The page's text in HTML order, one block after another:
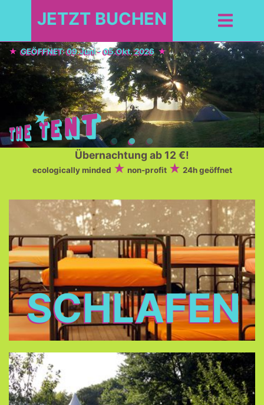
JETZT BUCHEN
GEÖFFNET: 09.Juni - 05.Okt. 2026
Übernachtung ab 12 €!
ecologically minded non-profit 24h geöffnet
SCHLAFEN